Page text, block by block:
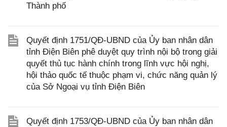
Thành phố
Quyết định 1751/QĐ-UBND của Ủy ban nhân dân
tỉnh Điện Biên phê duyệt quy trình nội bộ trong giải
quyết thủ tục hành chính trong lĩnh vực hội nghị,
hội thảo quốc tế thuộc phạm vi, chức năng quản lý
của Sở Ngoại vụ tỉnh Điện Biên
Quyết định 1753/QĐ-UBND của Ủy ban nhân dân